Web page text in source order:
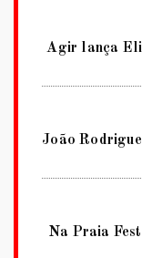
Agir lança
João
Na Praia